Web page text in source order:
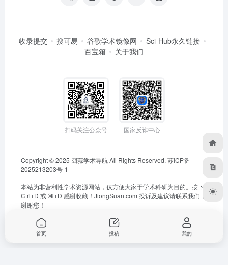
收录提交 搜可易 谷歌学术镜像网
Sci-Hub永久链接
百宝箱
关于我们
扫码关注公众号 国家反诈中心
Copyright © 2025 囧蒜学术导航All Rights Reserved. 苏ICP备
2025213203号-1
本站为非营利性学术资源网站，仅方便大家于学术科研为目的。按下
Ctrl+D 或 ⌘+D 感谢收藏！ JiongSuan.com 投诉及建议请联系我们，
谢谢您！
首页 投稿 我的